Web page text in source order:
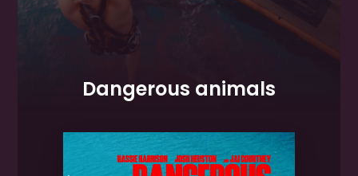
Dangerous animals